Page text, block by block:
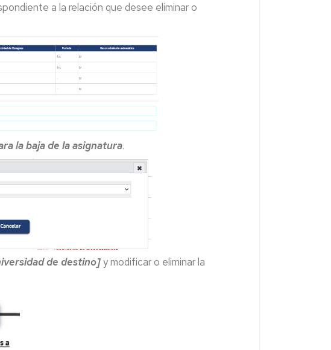
a la relación que desee eliminar o
la baja de la asignatura.
de destino]y modificar o eliminar la